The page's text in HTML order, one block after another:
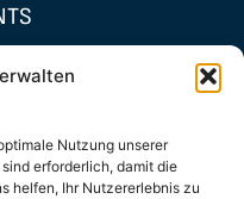
Nutzung unserer
erforderlich, damit die
helfen, Ihr Nutzererlebnis zu
Oldenburg e.V